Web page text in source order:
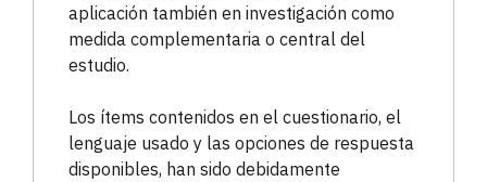
aplicación también en investigación como
medida complementaria o central del
estudio.
Los ítems contenidos en el cuestionario, el
lenguaje usado y las opciones de respuesta
disponibles, han sido debidamente